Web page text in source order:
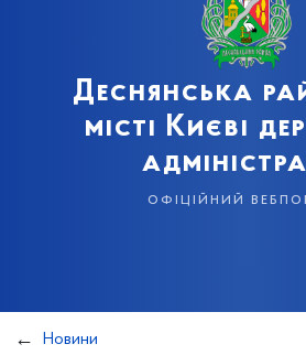
Деснянська
місті Києві
офіційний
Новини